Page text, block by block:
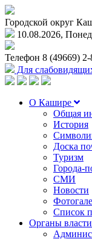
Городской округ
10.08.2026,
Телефон 8 (49669)
Для
О Кашире
Общая
История
Доска
Туризм
Города-
СМИ
Новости
Список
Органы власти